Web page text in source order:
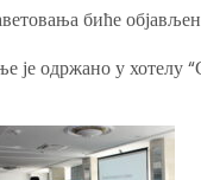
биће
је одржано у хотелу